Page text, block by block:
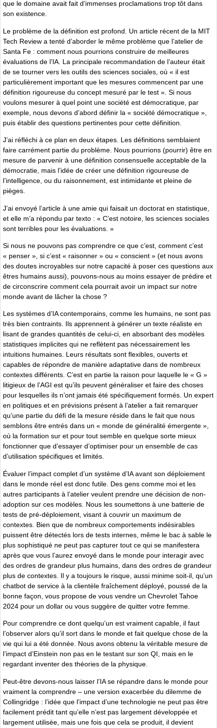
que le domaine avait fait d’immenses proclamations trop tôt dans
son existence.
Le problème de la définition est profond. Un article récent de la MIT
Tech Review a tenté d’aborder le même problème que l’atelier de
Santa Fe : comment nous pourrions construire de meilleures
évaluations de l’IA. La principale recommandation de l’auteur était
de se tourner vers les outils des sciences sociales, où « il est
particulièrement important que les mesures commencent par une
définition rigoureuse du concept mesuré par le test ». Si nous
voulons mesurer à quel point une société est démocratique, par
exemple, nous devons d’abord définir la « société démocratique »,
puis établir des questions pertinentes pour cette définition.
J’ai réfléchi à ce plan en deux étapes. Les définitions semblaient
faire carrément partie du problème. Nous pourrions (pourrir) être en
mesure de parvenir à une définition consensuelle acceptable de la
démocratie, mais l’idée de créer une définition rigoureuse de
l’intelligence, ou du raisonnement, est intimidante et pleine de
pièges.
J’ai envoyé l’article à une amie qui faisait un doctorat en statistique,
et elle m’a répondu par texto : « C’est notoire, les sciences sociales
sont terribles pour les évaluations. »
Si nous ne pouvons pas comprendre ce que c’est, comment c’est
« penser », si c’est « raisonner » ou « conscient » (et nous avons
des doutes incroyables sur notre capacité à poser ces questions aux
êtres humains aussi), pouvons-nous au moins essayer de prédire et
de circonscrire comment cela pourrait avoir un impact sur notre
monde avant de lâcher la chose ?
Les systèmes d’IA contemporains, comme les humains, ne sont pas
très bien contraints. Ils apprennent à générer un texte réaliste en
lisant de grandes quantités de celui-ci, en absorbant des modèles
statistiques implicites qui ne reflètent pas nécessairement les
intuitions humaines. Leurs résultats sont flexibles, ouverts et
capables de répondre de manière adaptative dans de nombreux
contextes différents. C’est en partie la raison pour laquelle le « G »
litigieux de l’AGI est qu’ils peuvent généraliser et faire des choses
pour lesquelles ils n’ont jamais été spécifiquement formés. Un expert
en politiques et en prévisions présent à l’atelier a fait remarquer
qu’une partie du défi de la mesure réside dans le fait que nous
semblons être entrés dans un « monde de généralité émergente »,
où la formation sur et pour tout semble en quelque sorte mieux
fonctionner que d’essayer d’optimiser pour un ensemble de cas
d’utilisation spécifiques et limités.
Évaluer l’impact complet d’un système d’IA avant son déploiement
dans le monde réel est donc futile. Des gens comme moi et les
autres participants à l’atelier veulent prendre une décision de non-
adoption sur ces modèles. Nous les soumettons à une batterie de
tests de pré-déploiement, visant à couvrir un maximum de
contextes. Bien que de nombreux comportements indésirables
puissent être détectés lors de tests internes, même le bac à sable le
plus sophistiqué ne peut pas capturer tout ce qui se manifestera
après que vous l’aurez envoyé dans le monde pour interagir avec
des ordres de grandeur plus humains, dans des ordres de grandeur
plus de contextes. Il y a toujours le risque, aussi minime soit-il, qu’un
chatbot de service à la clientèle fraîchement déployé, poussé de la
bonne façon, vous propose de vous vendre un Chevrolet Tahoe
2024 pour un dollar ou vous suggère de quitter votre femme.
Pour comprendre ce dont quelqu’un est vraiment capable, il faut
l’observer alors qu’il sort dans le monde et fait quelque chose de la
vie qui lui a été donnée. Nous avons obtenu la véritable mesure de
l’impact d’Einstein non pas en le testant sur son QI, mais en le
regardant inventer des théories de la physique.
Peut-être devons-nous laisser l’IA se répandre dans le monde pour
vraiment la comprendre – une version exacerbée du dilemme de
Collingridge : l’idée que l’impact d’une technologie ne peut pas être
facilement prédit tant qu’elle n’est pas largement développée et
largement utilisée, mais une fois que cela se produit, il devient